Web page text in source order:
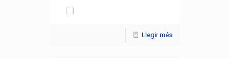
Llegir més